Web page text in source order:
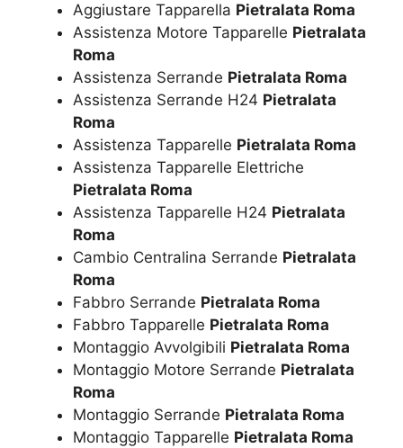
Aggiustare Tapparella Pietralata Roma
Assistenza Motore Tapparelle Pietralata
Roma
Assistenza Serrande Pietralata Roma
Assistenza Serrande H24 Pietralata
Roma
Assistenza Tapparelle Pietralata Roma
Assistenza Tapparelle Elettriche
Pietralata Roma
Assistenza Tapparelle H24 Pietralata
Roma
Cambio Centralina Serrande Pietralata
Roma
Fabbro Serrande Pietralata Roma
Fabbro Tapparelle Pietralata Roma
Montaggio Avvolgibili Pietralata Roma
Montaggio Motore Serrande Pietralata
Roma
Montaggio Serrande Pietralata Roma
Montaggio Tapparelle Pietralata Roma